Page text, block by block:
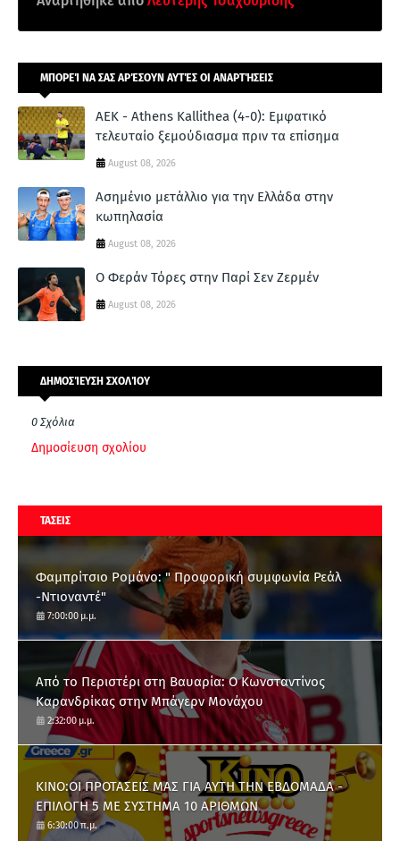
ΜΠΟΡΕΊ ΝΑ ΣΑΣ ΑΡΈΣΟΥΝ ΑΥΤΈΣ ΟΙ ΑΝΑΡΤΉΣΕΙΣ
ΑΕΚ - Athens Kallithea (4-0): Εμφατικό
τελευταίο ξεμούδιασμα πριν τα επίσημα
August 08, 2026
Ασημένιο μετάλλιο για την Ελλάδα στην
κωπηλασία
August 08, 2026
Ο Φεράν Τόρες στην Παρί Σεν Ζερμέν
August 08, 2026
ΔΗΜΟΣΊΕΥΣΗ ΣΧΟΛΊΟΥ
0 Σχόλια
Δημοσίευση σχολίου
ΤΑΣΕΙΣ
Φαμπρίτσιο Ρομάνο: " Προφορική συμφωνία Ρεάλ
-Ντιοναντέ"
7:00:00 μ.μ.
Από το Περιστέρι στη Βαυαρία: O Κωνσταντίνος
Καρανδρίκας στην Μπάγερν Μονάχου
2:32:00 μ.μ.
ΚΙΝΟ:ΟΙ ΠΡΟΤΑΣΕΙΣ ΜΑΣ ΓΙΑ ΑΥΤΗ ΤΗΝ ΕΒΔΟΜΑΔΑ -
ΕΠΙΛΟΓΗ 5 ΜΕ ΣΥΣΤΗΜΑ 10 ΑΡΙΘΜΩΝ
6:30:00 π.μ.